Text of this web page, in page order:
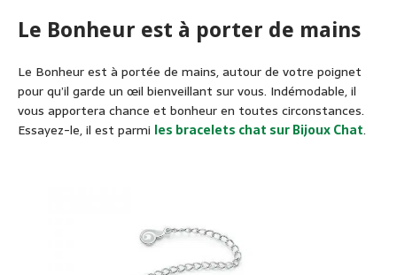
Le Bonheur est à porter de mains
Le Bonheur est à portée de mains, autour de votre poignet
pour qu’il garde un œil bienveillant sur vous. Indémodable, il
vous apportera chance et bonheur en toutes circonstances.
Essayez-le, il est parmi les bracelets chat sur Bijoux Chat.